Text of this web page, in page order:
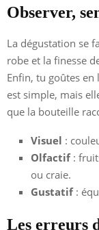
Observer,
La dégustation se
robe et la finesse
Enfin, tu goûtes
est simple, mais
que la bouteille
Visuel :
Olfactif:
ou craie.
Gustatif:
Les erreurs